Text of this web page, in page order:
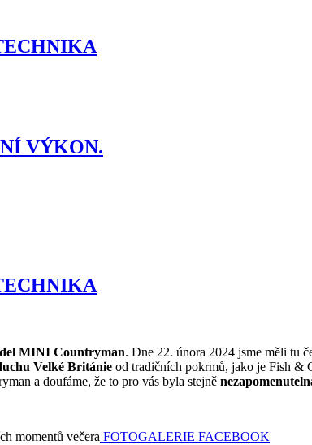
VÝKON.
MINI Countryman. Dne 22. února 2024 jsme měli tu
Velké Británie od tradičních pokrmů, jako je Fish &
a doufáme, že to pro vás byla stejně
momentů večera FOTOGALERIE FACEBOOK